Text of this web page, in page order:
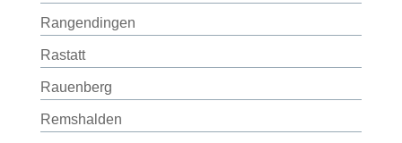
Rangendingen
Rastatt
Rauenberg
Remshalden